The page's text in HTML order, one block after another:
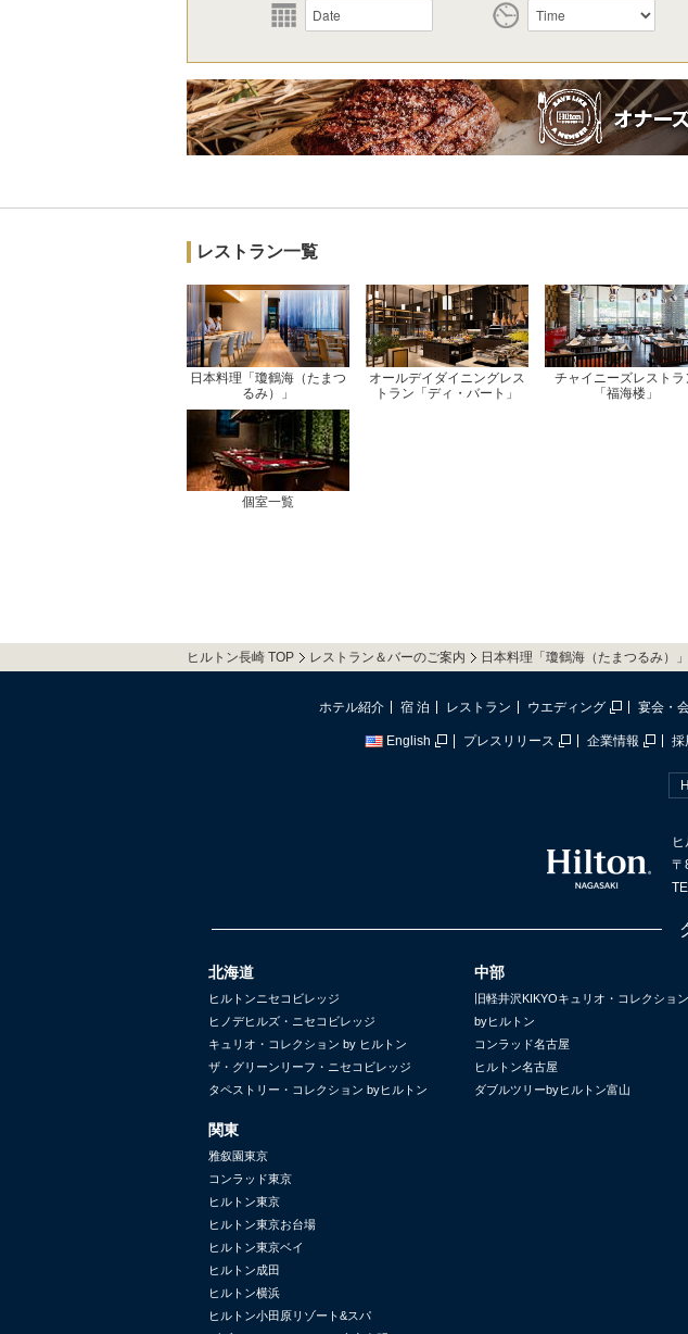
レストラン一覧
日本料理「瓊鶴海（たまつ
るみ）」
オールデイダイニングレス
トラン「ディ・バート」
チャイニーズレストラ
「福海楼」
個室一覧
ヒルトン長崎 TOP レストラン＆バーのご案内 日本料理「瓊鶴海（たまつるみ）」
ホテル紹介 宿 泊 レストラン ウエディング 宴会・
English プレスリリース 企業情報 採
〒
北海道
ヒルトンニセコビレッジ
ヒノデヒルズ・ニセコビレッジ
キュリオ・コレクション by ヒルトン
ザ・グリーンリーフ・ニセコビレッジ
タペストリー・コレクション byヒルトン
関東
雅叙園東京
コンラッド東京
ヒルトン東京
ヒルトン東京お台場
ヒルトン東京ベイ
ヒルトン成田
ヒルトン横浜
ヒルトン小田原リゾート&スパ
中部
旧軽井沢KIKYOキュリオ・コレクション
byヒルトン
コンラッド名古屋
ヒルトン名古屋
ダブルツリーbyヒルトン富山